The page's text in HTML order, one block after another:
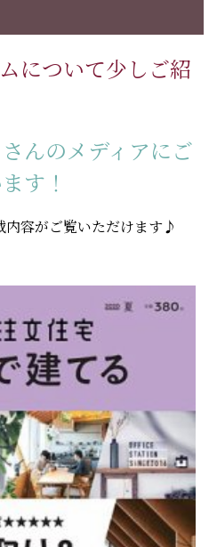
について少しご紹
んのメディアにご
す！
内容がご覧いただけます♪